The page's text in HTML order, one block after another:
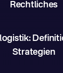
Rechtliches
Strategien